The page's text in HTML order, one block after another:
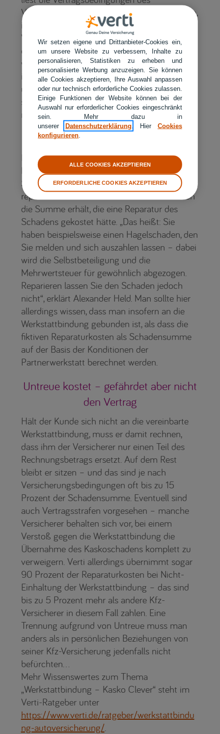
Versicherers – hier ist in der Regel angegeben,
in welchem Umkreis eine Werkstatt für den
Versicherten zumutbar ist.“ Der Kfz-Experte
empfiehlt außerdem darauf zu achten,
welchen Service der Versicherer bietet. „Wenn
in den Kfz-Versicherungsleistungen ein Hol-
und Bring-Service eingeschlossen ist, muss
sich der Kunde nach einem Unfall um fast
nichts kümmern.“
Sonderfall fiktive Reparatur
Für Kaskoversicherte gibt es auch die
Möglichkeit der fiktiven Abrechnung eines
Schadens. Das bedeutet, dass der Wagen nicht
repariert wird und der Versicherte stattdessen
die Summe erhält, die eine Reparatur des
Schadens gekostet hätte. „Das heißt: Sie
haben beispielsweise einen Hagelschaden, den
Sie melden und sich auszahlen lassen – dabei
wird die Selbstbeteiligung und die
Mehrwertsteuer für gewöhnlich abgezogen.
Reparieren lassen Sie den Schaden jedoch
nicht“, erklärt Alexander Held. Man sollte hier
allerdings wissen, dass man insofern an die
Werkstattbindung gebunden ist, als dass die
fiktiven Reparaturkosten als Schadensumme
auf der Basis der Konditionen der
Partnerwerkstatt berechnet werden.
Untreue kostet – gefährdet aber nicht
den Vertrag
Hält der Kunde sich nicht an die vereinbarte
Werkstattbindung, muss er damit rechnen,
dass ihm der Versicherer nur einen Teil des
Rechnungsbetrags ersetzt. Auf dem Rest
bleibt er sitzen – und das sind je nach
Versicherungsbedingungen oft bis zu 15
Prozent der Schadensumme. Eventuell sind
auch Vertragsstrafen vorgesehen – manche
Versicherer behalten sich vor, bei einem
Verstoß gegen die Werkstattbindung die
Übernahme des Kaskoschadens komplett zu
verweigern. Verti allerdings übernimmt sogar
90 Prozent der Reparaturkosten bei Nicht-
Einhaltung der Werkstattbindung – das sind
bis zu 5 Prozent mehr als andere Kfz-
Versicherer in diesem Fall zahlen. Eine
Trennung aufgrund von Untreue muss man
anders als in persönlichen Beziehungen von
seiner Kfz-Versicherung jedenfalls nicht
befürchten…
Mehr Wissenswertes zum Thema
„Werkstattbindung – Kasko Clever“ steht im
Verti-Ratgeber unter
https://www.verti.de/ratgeber/werkstattbindu
ng-autoversicherung/.
Wir setzen eigene und Drittanbieter-Cookies ein,
um unsere Website zu verbessern, Inhalte zu
personalisieren, Statistiken zu erheben und
personalisierte Werbung anzuzeigen. Sie können
alle Cookies akzeptieren, Ihre Auswahl anpassen
oder nur technisch erforderliche Cookies zulassen.
Einige Funktionen der Website können bei der
Auswahl nur erforderlicher Cookies eingeschränkt
sein. Mehr dazu in
unserer
Datenschutzerklärung . Hier Cookies
konfigurieren
ERFORDERLICHE COOKIES AKZEPTIEREN
ALLE COOKIES AKZEPTIEREN